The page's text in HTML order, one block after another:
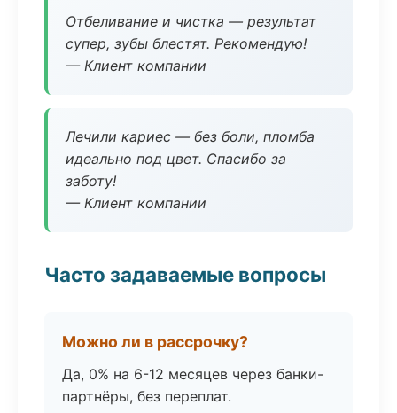
Отбеливание и чистка — результат
супер, зубы блестят. Рекомендую!
— Клиент компании
Лечили кариес — без боли, пломба
идеально под цвет. Спасибо за
заботу!
— Клиент компании
Часто задаваемые вопросы
Можно ли в рассрочку?
Да, 0% на 6-12 месяцев через банки-
партнёры, без переплат.